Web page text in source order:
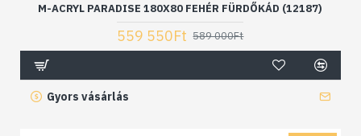
M-ACRYL PARADISE 180X80 FEHÉR FÜRDŐKÁD (12187)
559 550Ft 589 000Ft
Gyors vásárlás